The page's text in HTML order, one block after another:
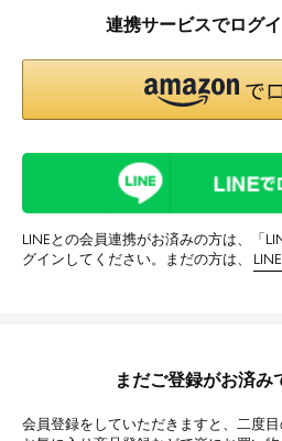
連携サービスでログ
LINEとの会員連携がお済みの方は、「
グインしてください。まだの方は、
まだご登録がお済み
会員登録をしていただきますと、二度目